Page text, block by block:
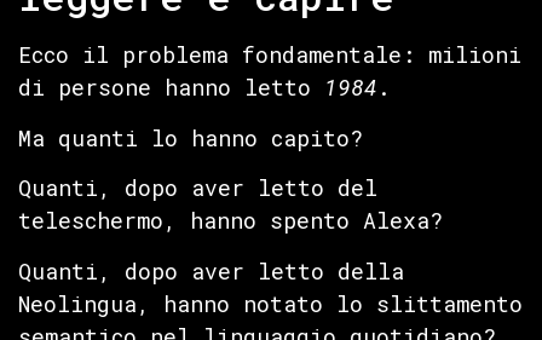
Ecco il problema fondamentale: milioni
di persone hanno letto 1984 .
Ma quanti lo hanno capito?
Quanti, dopo aver letto del
teleschermo, hanno spento Alexa?
Quanti, dopo aver letto della
Neolingua, hanno notato lo slittamento